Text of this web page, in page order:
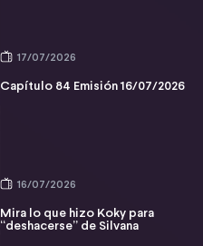
17/07/2026
Capítulo 84 Emisión 16/07/2026
16/07/2026
Mira lo que hizo Koky para
“deshacerse” de Silvana